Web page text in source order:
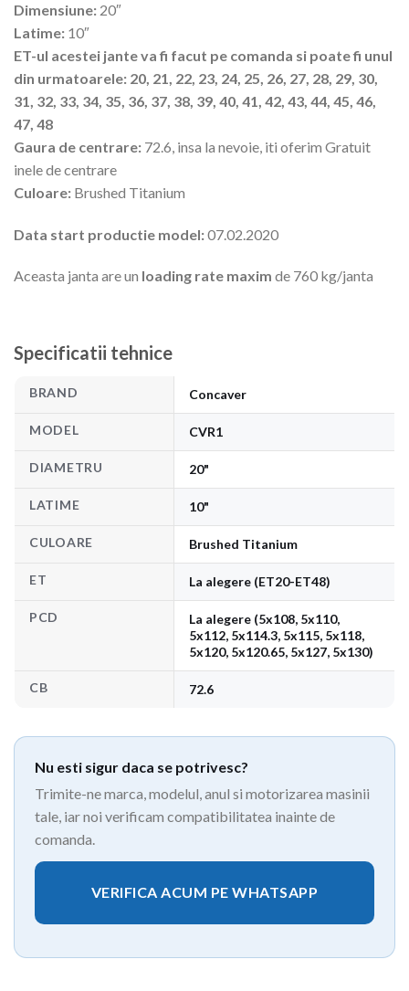
Dimensiune: 20″
Latime: 10″
ET-ul acestei jante va fi facut pe comanda si poate fi unul
din urmatoarele: 20, 21, 22, 23, 24, 25, 26, 27, 28, 29, 30,
31, 32, 33, 34, 35, 36, 37, 38, 39, 40, 41, 42, 43, 44, 45, 46,
47, 48
Gaura de centrare: 72.6, insa la nevoie, iti oferim Gratuit
inele de centrare
Culoare: Brushed Titanium
Data start productie model:07.02.2020
Aceasta janta are un loading rate maxim de 760 kg/janta
Specificatii tehnice
BRAND Concaver
MODEL CVR1
DIAMETRU 20"
LATIME 10"
CULOARE Brushed Titanium
ET La alegere (ET20-ET48)
PCD
La alegere (5x108, 5x110,
5x112, 5x114.3, 5x115, 5x118,
5x120, 5x120.65, 5x127, 5x130)
CB 72.6
Nu esti sigur daca se potrivesc?
Trimite-ne marca, modelul, anul si motorizarea masinii
tale, iar noi verificam compatibilitatea inainte de
comanda.
VERIFICA ACUM PE WHATSAPP